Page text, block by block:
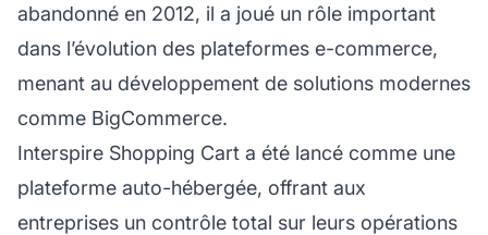
abandonné en 2012, il a joué un rôle important
dans l’évolution des plateformes e-commerce,
menant au développement de solutions modernes
comme BigCommerce.
Interspire Shopping Cart a été lancé comme une
plateforme auto-hébergée, offrant aux
entreprises un contrôle total sur leurs opérations